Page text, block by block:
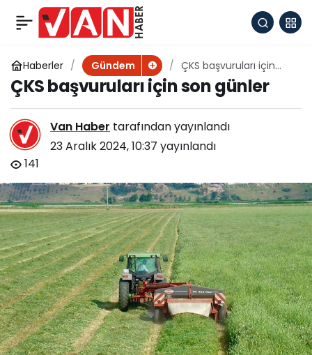
Haberler Gündem
ÇKS başvuruları için
son günler
ÇKS başvuruları için son günler
Van Haber tarafından yayınlandı
23 Aralık 2024, 10:37 yayınlandı
141
Fırat Kalkanı ve Barış
Pınarı’nda 6 terörist
etkisiz!
Paylaş